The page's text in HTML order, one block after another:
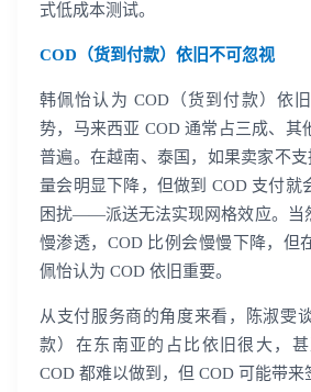
式低成本测试。
COD（货到付款）依旧不可忽视
韩佩怡认为 COD（货到付款）依
势，马来西亚 COD 通常占三成、其
普遍。在越南、泰国，如果卖家不
量会明显下降，但做到 COD 支付就
困扰——派送无法实现网格效应。当
慢渗透，COD 比例会慢慢下降，但
佩怡认为 COD 依旧重要。
从支付服务商的角度来看，陈淑雯
款）在东南亚的占比依旧很大，
COD 都难以做到，但 COD 可能带